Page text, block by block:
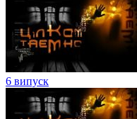
6 випуск